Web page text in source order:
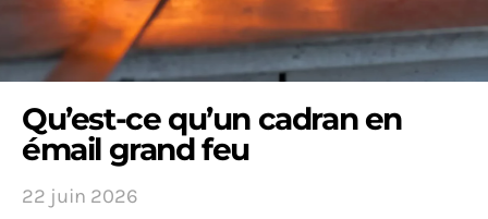
Qu’est-ce qu’un cadran en
émail grand feu
22 juin 2026